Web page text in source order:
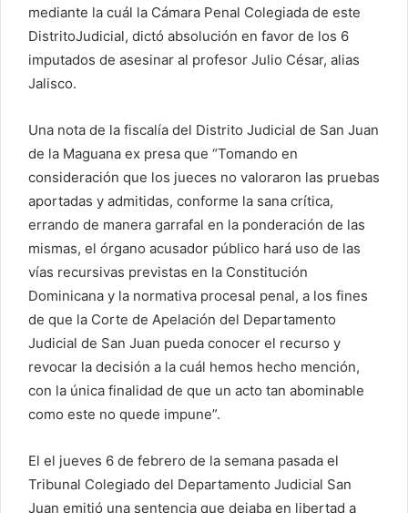
mediante la cuál la Cámara Penal Colegiada de este
DistritoJudicial, dictó absolución en favor de los 6
imputados de asesinar al profesor Julio César, alias
Jalisco.
Una nota de la fiscalía del Distrito Judicial de San Juan
de la Maguana ex presa que “Tomando en
consideración que los jueces no valoraron las pruebas
aportadas y admitidas, conforme la sana crítica,
errando de manera garrafal en la ponderación de las
mismas, el órgano acusador público hará uso de las
vías recursivas previstas en la Constitución
Dominicana y la normativa procesal penal, a los fines
de que la Corte de Apelación del Departamento
Judicial de San Juan pueda conocer el recurso y
revocar la decisión a la cuál hemos hecho mención,
con la única finalidad de que un acto tan abominable
como este no quede impune”.
El el jueves 6 de febrero de la semana pasada el
Tribunal Colegiado del Departamento Judicial San
Juan emitió una sentencia que dejaba en libertad a